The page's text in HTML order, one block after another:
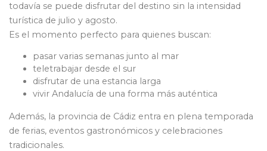
todavía se puede disfrutar del destino sin la intensidad
turística de julio y agosto.
Es el momento perfecto para quienes buscan:
pasar varias semanas junto al mar
teletrabajar desde el sur
disfrutar de una estancia larga
vivir Andalucía de una forma más auténtica
Además, la provincia de Cádiz entra en plena temporada
de ferias, eventos gastronómicos y celebraciones
tradicionales.